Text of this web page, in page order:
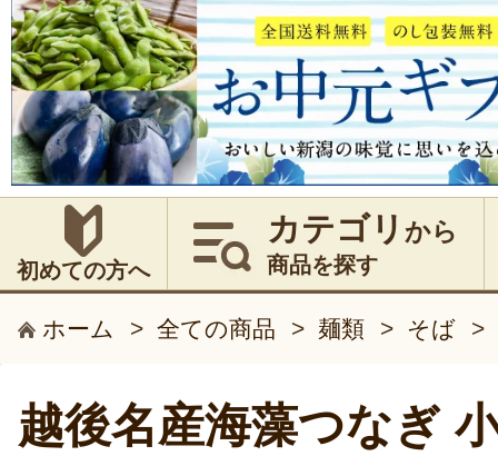
初めての方へ
カテゴリ から
商品を探す
ホーム > 全ての商品 > 麺類 > そば >
越後名産海藻つなぎ